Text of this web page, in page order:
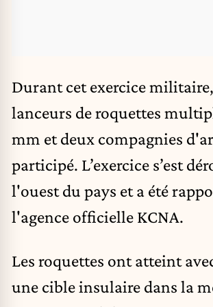
Durant cet exercice
lanceurs de roquettes
mm et deux compagnies
participé. L’exercice s’est
l'ouest du pays et a été
l'agence officielle KCNA.
Les roquettes ont atteint
une cible insulaire dans la